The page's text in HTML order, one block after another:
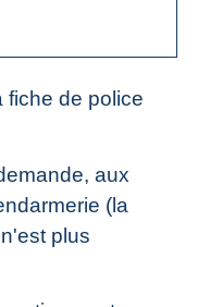
fiche de police
aux
(la
plus